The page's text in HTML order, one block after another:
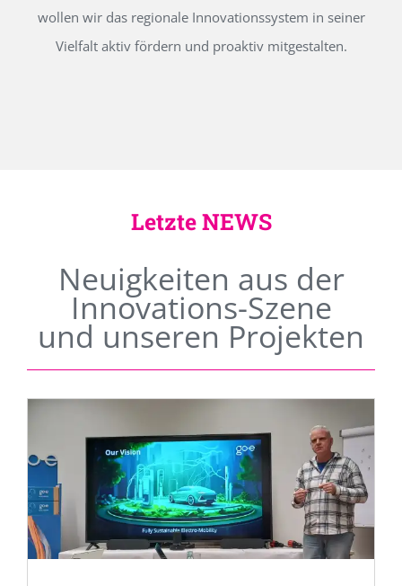
wollen wir das regionale Innovationssystem in seiner
Vielfalt aktiv fördern und proaktiv mitgestalten.
Letzte NEWS
Neuigkeiten aus der
Innovations-Szene
und unseren Projekten